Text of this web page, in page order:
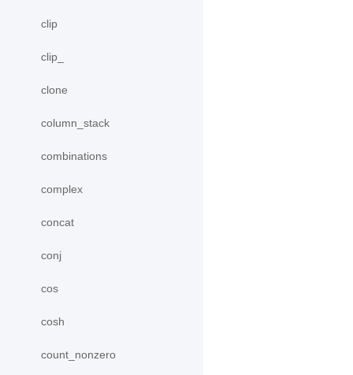
clip
clip_
clone
column_stack
combinations
complex
concat
conj
cos
cosh
count_nonzero